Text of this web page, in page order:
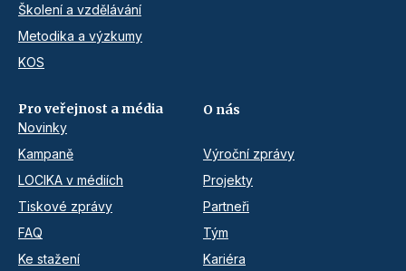
Školení a vzdělávání
Metodika a výzkumy
KOS
Pro veřejnost a média
Novinky
Kampaně
LOCIKA v médiích
Tiskové zprávy
FAQ
Ke stažení
O nás
Výroční zprávy
Projekty
Partneři
Tým
Kariéra